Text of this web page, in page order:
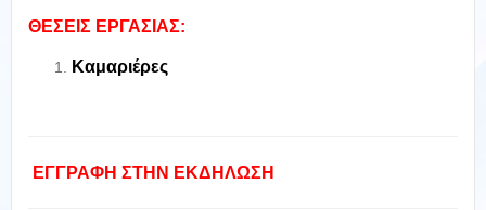
ΘΕΣΕΙΣ ΕΡΓΑΣΙΑΣ:
Καμαριέρες
ΕΓΓΡΑΦΗ ΣΤΗΝ ΕΚΔΗΛΩΣΗ